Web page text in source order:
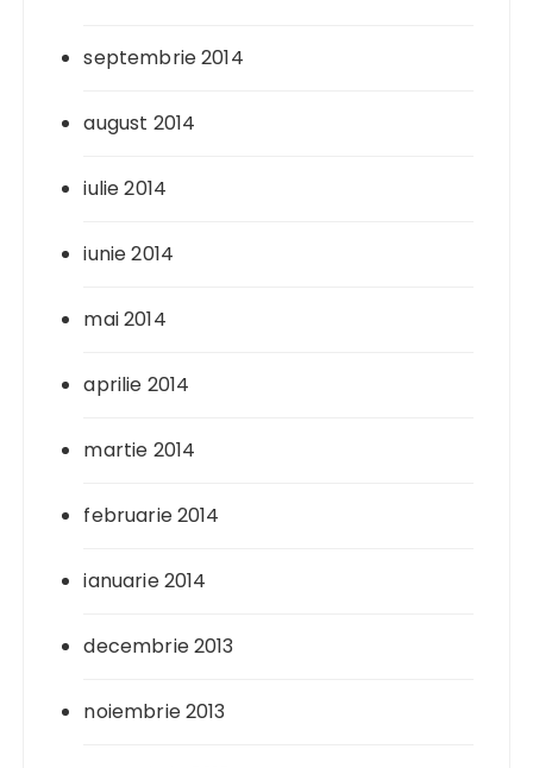
septembrie 2014
august 2014
iulie 2014
iunie 2014
mai 2014
aprilie 2014
martie 2014
februarie 2014
ianuarie 2014
decembrie 2013
noiembrie 2013